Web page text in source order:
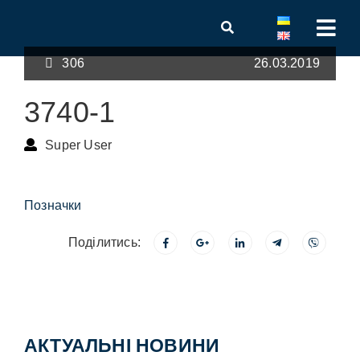
306 26.03.2019
3740-1
Super User
Позначки
Поділитись:
АКТУАЛЬНІ НОВИНИ